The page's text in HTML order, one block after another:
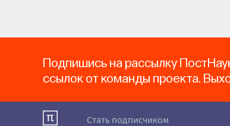
Подпишись на рассылку
ссылок от команды проекта.
Стать подписчиком